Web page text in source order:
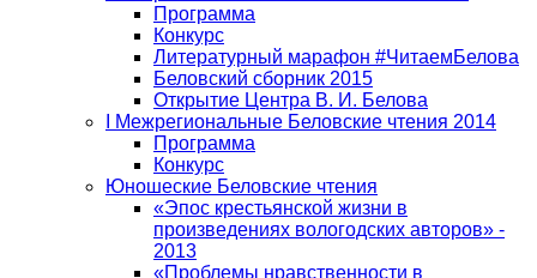
Программа
Конкурс
Литературный марафон #ЧитаемБелова
Беловский сборник 2015
Открытие Центра В. И. Белова
I Межрегиональные Беловские чтения 2014
Программа
Конкурс
Юношеские Беловские чтения
«Эпос крестьянской жизни в
произведениях вологодских авторов» -
2013
«Проблемы нравственности в